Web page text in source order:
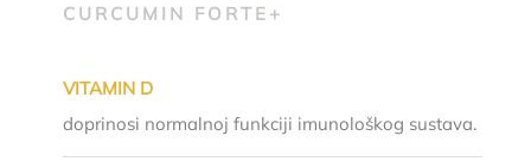
CURCUMIN FORTE+
VITAMIN D
doprinosi normalnoj funkciji imunološkog sustava.